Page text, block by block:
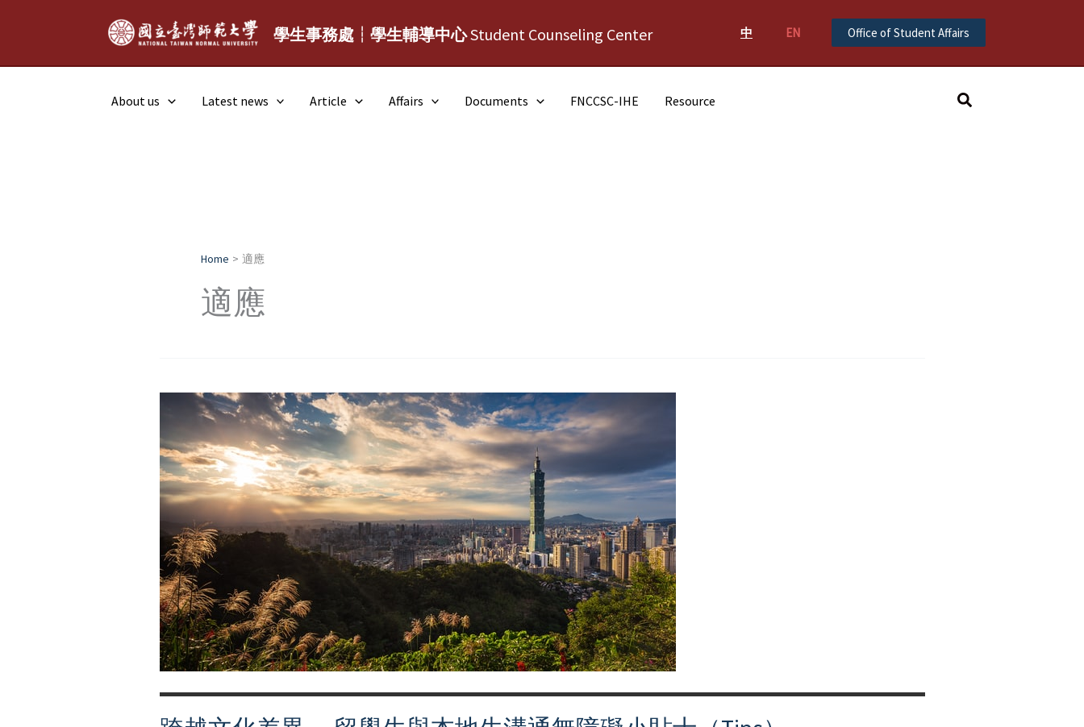
學生事務處┆學生輔導中心Student Counseling Center 中 EN Office of Student Affairs
About us Latest news Article Affairs Documents FNCCSC-IHE Resource Search
Home 適應
適應